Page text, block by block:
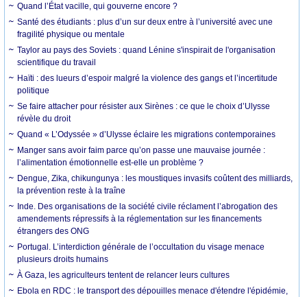
Quand l’État vacille, qui gouverne encore ?
Santé des étudiants : plus d’un sur deux entre à l’université avec une
fragilité physique ou mentale
Taylor au pays des Soviets : quand Lénine s'inspirait de l'organisation
scientifique du travail
Haïti : des lueurs d’espoir malgré la violence des gangs et l’incertitude
politique
Se faire attacher pour résister aux Sirènes : ce que le choix d’Ulysse
révèle du droit
Quand « L’Odyssée » d’Ulysse éclaire les migrations contemporaines
Manger sans avoir faim parce qu’on passe une mauvaise journée :
l’alimentation émotionnelle est-elle un problème ?
Dengue, Zika, chikungunya : les moustiques invasifs coûtent des milliards,
la prévention reste à la traîne
Inde. Des organisations de la société civile réclament l’abrogation des
amendements répressifs à la réglementation sur les financements
étrangers des ONG
Portugal. L’interdiction générale de l’occultation du visage menace
plusieurs droits humains
À Gaza, les agriculteurs tentent de relancer leurs cultures
Ebola en RDC : le transport des dépouilles menace d'étendre l'épidémie,